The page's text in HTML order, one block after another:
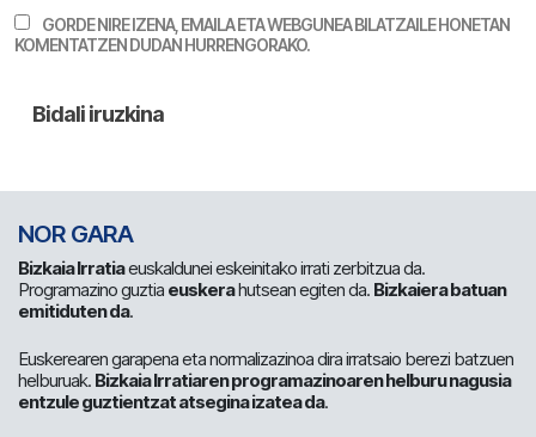
GORDE NIRE IZENA, EMAILA ETA WEBGUNEA BILATZAILE HONETAN
KOMENTATZEN DUDAN HURRENGORAKO.
NOR GARA
Bizkaia Irratiaeuskaldunei eskeinitako irrati zerbitzua da.
Programazino guztia euskerahutsean egiten da. Bizkaiera batuan
emitiduten da.
Euskerearen garapena eta normalizazinoa dira irratsaio berezi batzuen
helburuak. Bizkaia Irratiaren programazinoaren helburu nagusia
entzule guztientzat atsegina izatea da.